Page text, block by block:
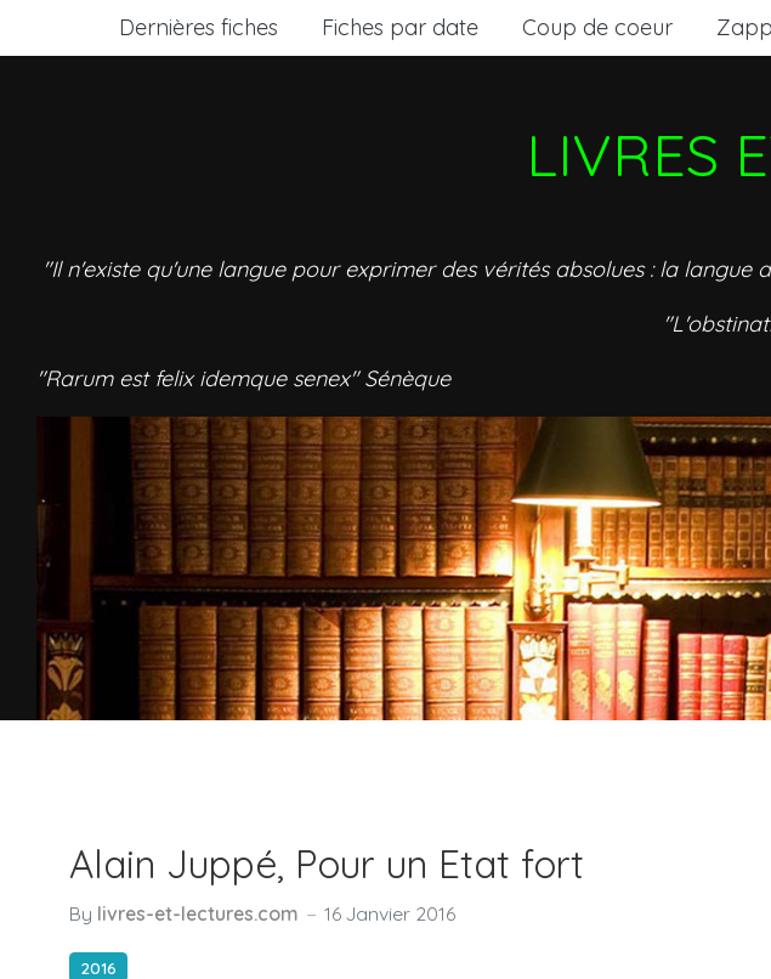
Dernières fiches Fiches par date Coup de coeur
LIVRES
"Il n'existe qu'une langue pour exprimer des vérités absolues : la langue
"Rarum est felix idemque senex" Sénèque
Alain Juppé, Pour un Etat fort
By livres-et-lectures.com 16 Janvier 2016
2016